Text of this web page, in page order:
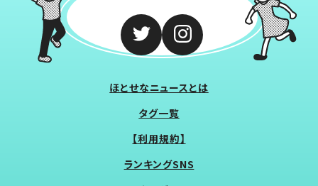
ほとせなニュースとは
タグ一覧
【利用規約】
ランキングSNS